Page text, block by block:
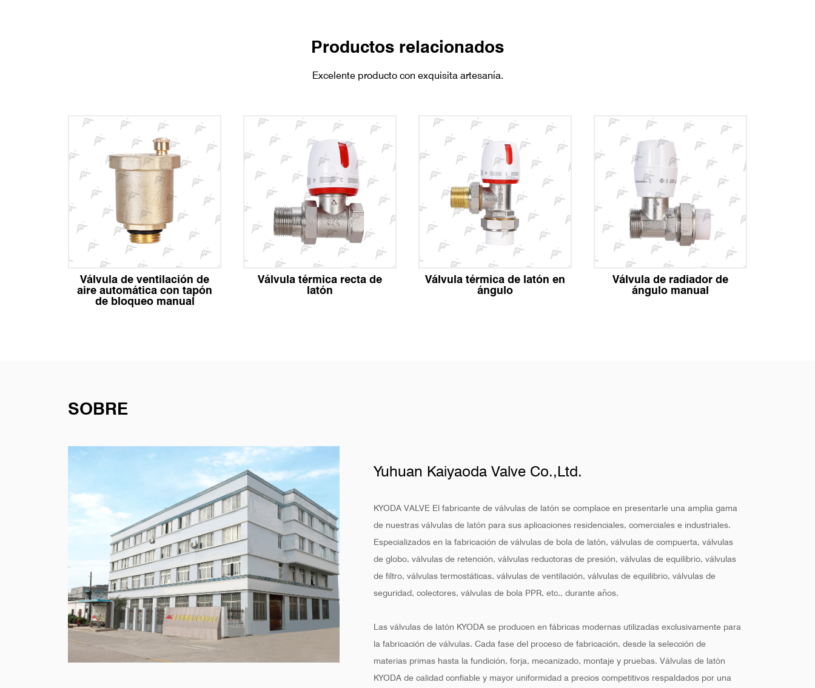
Productos relacionados
Excelente producto con exquisita artesanía.
Válvula de ventilación de
aire automática con tapón
de bloqueo manual
Válvula térmica recta de
latón
Válvula térmica de latón en
ángulo
Válvula de radiador de
ángulo manual
SOBRE
Yuhuan Kaiyaoda Valve Co.,Ltd.
KYODA VALVE El fabricante de válvulas de latón se complace en presentarle una amplia gama
de nuestras válvulas de latón para sus aplicaciones residenciales, comerciales e industriales.
Especializados en la fabricación de válvulas de bola de latón, válvulas de compuerta, válvulas
de globo, válvulas de retención, válvulas reductoras de presión, válvulas de equilibrio, válvulas
de filtro, válvulas termostáticas, válvulas de ventilación, válvulas de equilibrio, válvulas de
seguridad, colectores, válvulas de bola PPR, etc., durante años.
Las válvulas de latón KYODA se producen en fábricas modernas utilizadas exclusivamente para
la fabricación de válvulas. Cada fase del proceso de fabricación, desde la selección de
materias primas hasta la fundición, forja, mecanizado, montaje y pruebas. Válvulas de latón
KYODA de calidad confiable y mayor uniformidad a precios competitivos respaldados por una